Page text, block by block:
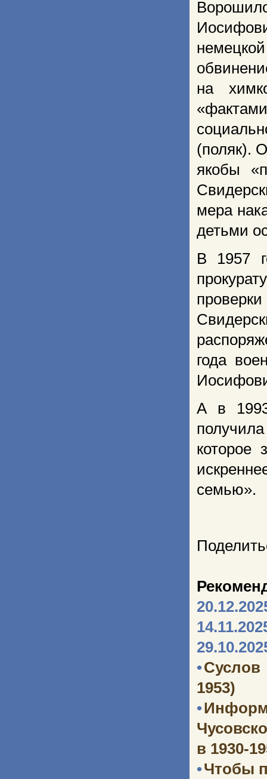
на
(поляк).
якобы
мера
детьми
В 1957
года
А в
которое
семью».
•
1953)
•
в 1930-
•Чтобы